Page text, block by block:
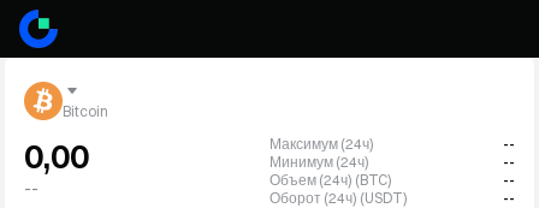
Bitcoin
0,00
--
Максимум (24ч)
--
Минимум (24ч)
--
Объем (24ч) (BTC)
--
Оборот (24ч) (USDT)
--